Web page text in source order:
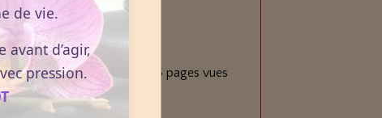
Statistiques
Aujourd'hui
522visiteurs - 825 pages vues
Total
de vie.
d’agir,
pression.